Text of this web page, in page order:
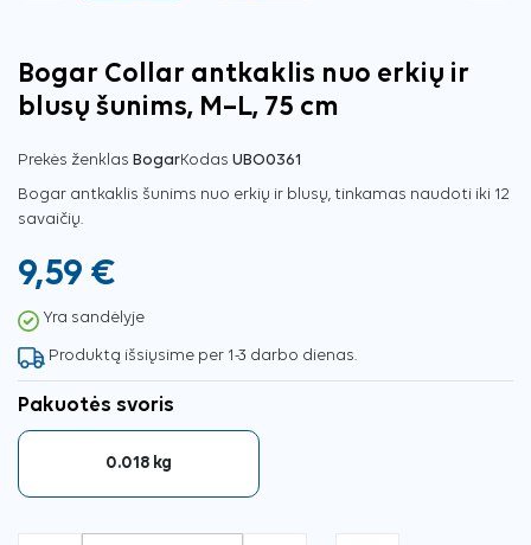
Bogar Collar antkaklis nuo erkių ir
blusų šunims, M–L, 75 cm
Prekės ženklas BogarKodas UBO0361
Bogar antkaklis šunims nuo erkių ir blusų, tinkamas naudoti iki 12
savaičių.
9,59 €
Yra sandėlyje
Produktą išsiųsime per 1-3 darbo dienas.
Pakuotės svoris
0.018 kg